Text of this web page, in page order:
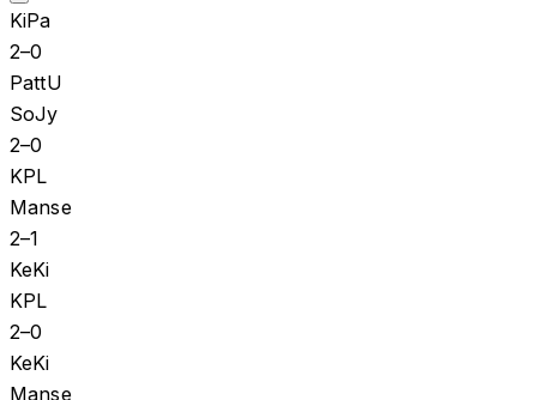
KiPa
2–0
PattU
SoJy
2–0
KPL
Manse
2–1
KeKi
KPL
2–0
KeKi
Manse